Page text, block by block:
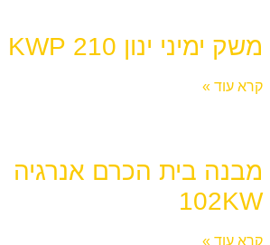
משק ימיני ינון 210 KWP
קרא עוד »
מבנה בית הכרם אנרגיה
102KW
קרא עוד »